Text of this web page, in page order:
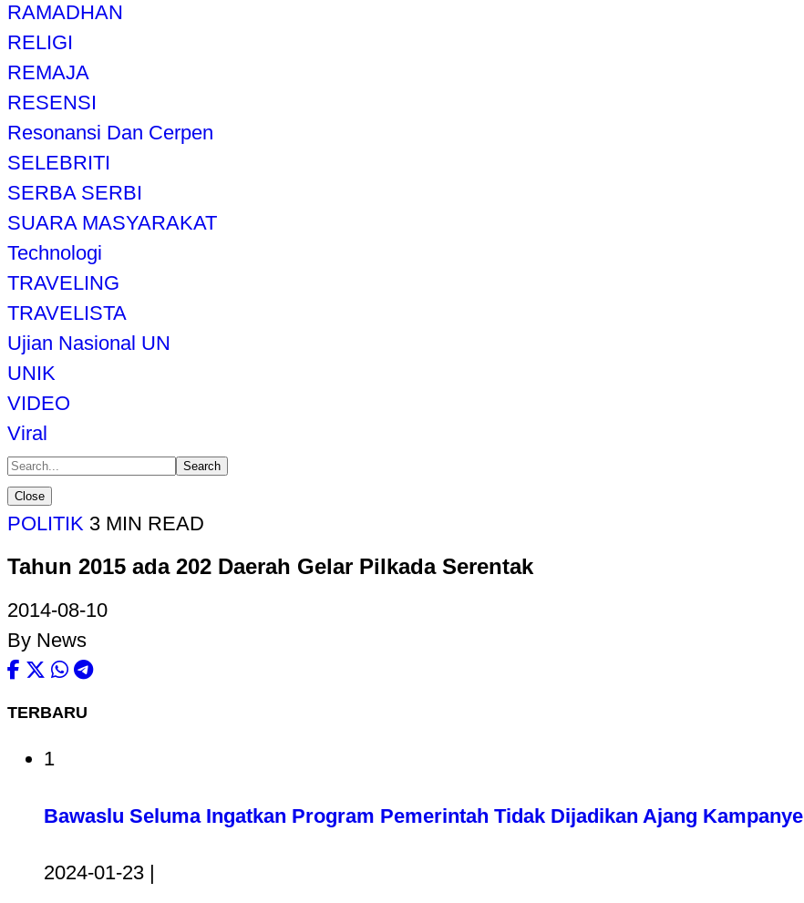
RAMADHAN
RELIGI
REMAJA
RESENSI
Resonansi Dan Cerpen
SELEBRITI
SERBA SERBI
SUARA MASYARAKAT
Technologi
TRAVELING
TRAVELISTA
Ujian Nasional UN
UNIK
VIDEO
Viral
Search
Close
POLITIK 3 MIN READ
Tahun 2015 ada 202 Daerah Gelar Pilkada Serentak
2014-08-10
By News
TERBARU
1
Bawaslu Seluma Ingatkan Program Pemerintah Tidak Dijadikan Ajang Kampanye
2024-01-23 |